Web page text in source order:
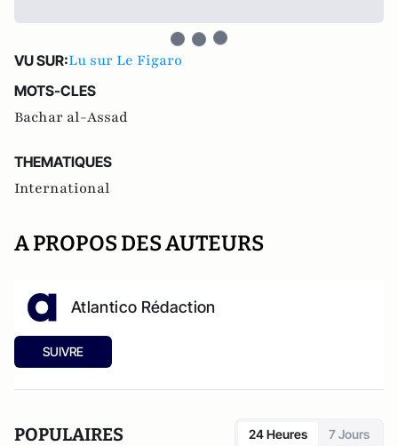
VU SUR:Lu sur Le Figaro
MOTS-CLES
Bachar al-Assad
THEMATIQUES
International
A PROPOS DES AUTEURS
Atlantico Rédaction
SUIVRE
POPULAIRES 24 Heures 7 Jours